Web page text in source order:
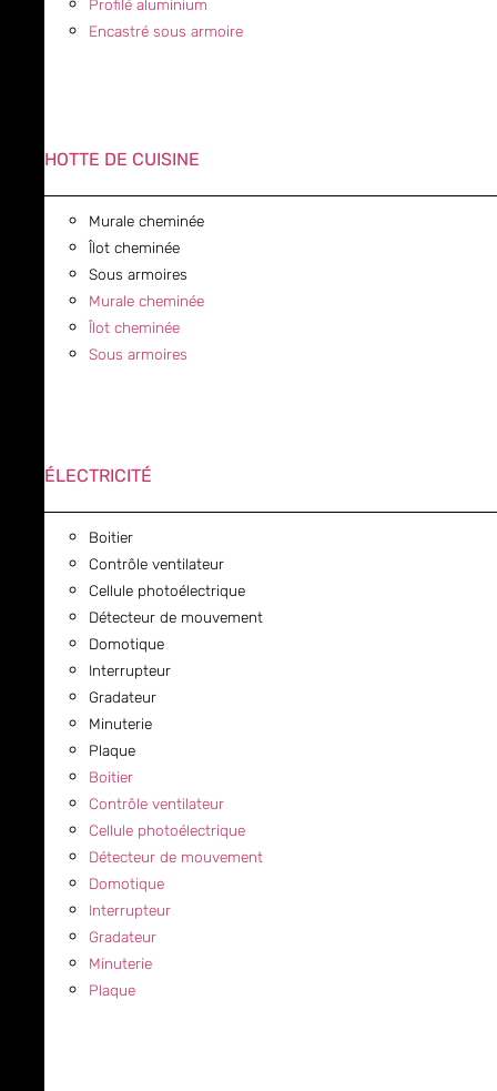
Profilé aluminium
Encastré sous armoire
HOTTE DE CUISINE
Murale cheminée
Îlot cheminée
Sous armoires
Murale cheminée
Îlot cheminée
Sous armoires
ÉLECTRICITÉ
Boitier
Contrôle ventilateur
Cellule photoélectrique
Détecteur de mouvement
Domotique
Interrupteur
Gradateur
Minuterie
Plaque
Boitier
Contrôle ventilateur
Cellule photoélectrique
Détecteur de mouvement
Domotique
Interrupteur
Gradateur
Minuterie
Plaque